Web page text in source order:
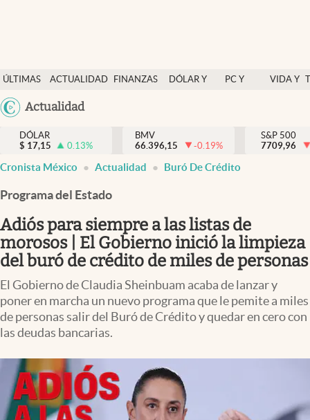
ÚLTIMAS
NOTICIAS
ACTUALIDAD
FINANZAS
DÓLAR Y
PC Y
VIDA Y
México
Actualidad
Actualidad
Finanzas y economía
Dólar y mercados
Pc y celular
Vida y estilo
Tv
Clima
Mediakit
abre en nueva pestaña
México
DÓLAR
$ 17,15 0.13%
BMV
66.396,15
-0.19%
S&P 500
7709,96
Cronista México Actualidad Buró De Crédito
Programa del Estado
Adiós para siempre a las listas de
morosos | El Gobierno inició la limpieza
del buró de crédito de miles de personas
El Gobierno de Claudia Sheinbuam acaba de lanzar y
poner en marcha un nuevo programa que le pemite a miles
de personas salir del Buró de Crédito y quedar en cero con
las deudas bancarias.